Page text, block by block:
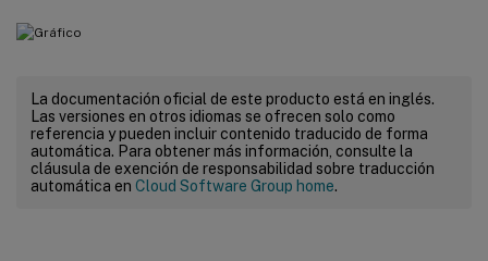
La documentación oficial de este producto está en inglés.
Las versiones en otros idiomas se ofrecen solo como
referencia y pueden incluir contenido traducido de forma
automática. Para obtener más información, consulte la
cláusula de exención de responsabilidad sobre traducción
automática en Cloud Software Group home.